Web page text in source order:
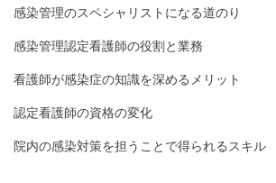
感染管理のスペシャリストになる道のり
感染管理認定看護師の役割と業務
看護師が感染症の知識を深めるメリット
認定看護師の資格の変化
院内の感染対策を担うことで得られるスキル